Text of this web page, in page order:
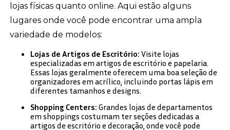
lojas físicas quanto online. Aqui estão alguns
lugares onde você pode encontrar uma ampla
variedade de modelos:
Lojas de Artigos de Escritório: Visite lojas
especializadas em artigos de escritório e papelaria.
Essas lojas geralmente oferecem uma boa seleção de
organizadores em acrílico, incluindo portas lápis em
diferentes tamanhos e designs.
Shopping Centers: Grandes lojas de departamentos
em shoppings costumam ter seções dedicadas a
artigos de escritório e decoração, onde você pode